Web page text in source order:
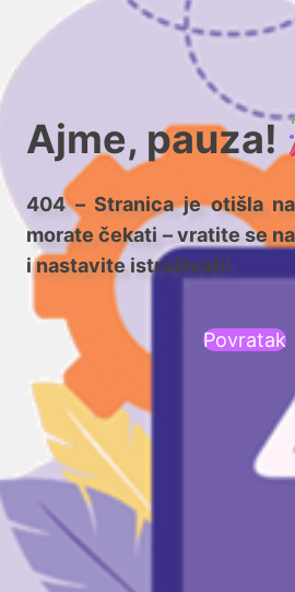
Ajme, pauza!
404 – Stranica je otišla
morate čekati – vratite se
i nastavite istraživati!
Povratak